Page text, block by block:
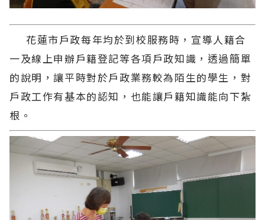
花蓮市戶政每年均於到校服務時，宣導人籍合
一及線上申辦戶籍登記等各項戶政知識，透過簡單
的說明，讓平時對於戶政業務較為陌生的學生，對
戶政工作有基本的認知，也能讓戶籍知識能向下紮
根。